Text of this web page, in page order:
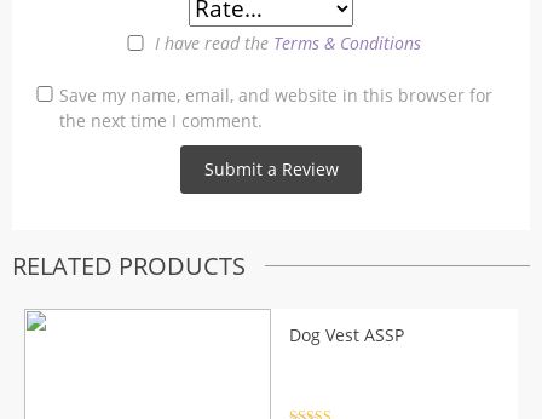
I have read the Terms & Conditions
Save my name, email, and website in this browser for
the next time I comment.
RELATED PRODUCTS
Dog Vest ASSP